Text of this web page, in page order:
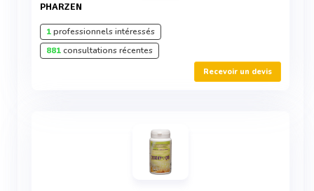
PHARZEN
1professionnels intéressés
881consultations récentes
Recevoir un devis